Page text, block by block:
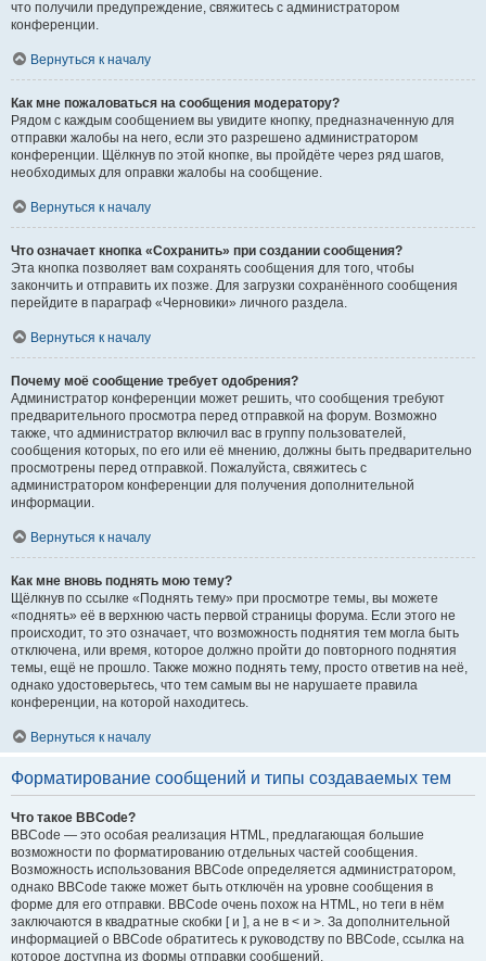
что получили предупреждение, свяжитесь с администратором
конференции.
Вернуться к началу
Как мне пожаловаться на сообщения модератору?
Рядом с каждым сообщением вы увидите кнопку, предназначенную для
отправки жалобы на него, если это разрешено администратором
конференции. Щёлкнув по этой кнопке, вы пройдёте через ряд шагов,
необходимых для оправки жалобы на сообщение.
Вернуться к началу
Что означает кнопка «Сохранить» при создании сообщения?
Эта кнопка позволяет вам сохранять сообщения для того, чтобы
закончить и отправить их позже. Для загрузки сохранённого сообщения
перейдите в параграф «Черновики» личного раздела.
Вернуться к началу
Почему моё сообщение требует одобрения?
Администратор конференции может решить, что сообщения требуют
предварительного просмотра перед отправкой на форум. Возможно
также, что администратор включил вас в группу пользователей,
сообщения которых, по его или её мнению, должны быть предварительно
просмотрены перед отправкой. Пожалуйста, свяжитесь с
администратором конференции для получения дополнительной
информации.
Вернуться к началу
Как мне вновь поднять мою тему?
Щёлкнув по ссылке «Поднять тему» при просмотре темы, вы можете
«поднять» её в верхнюю часть первой страницы форума. Если этого не
происходит, то это означает, что возможность поднятия тем могла быть
отключена, или время, которое должно пройти до повторного поднятия
темы, ещё не прошло. Также можно поднять тему, просто ответив на неё,
однако удостоверьтесь, что тем самым вы не нарушаете правила
конференции, на которой находитесь.
Вернуться к началу
Форматирование сообщений и типы создаваемых тем
Что такое BBCode?
BBCode — это особая реализация HTML, предлагающая большие
возможности по форматированию отдельных частей сообщения.
Возможность использования BBCode определяется администратором,
однако BBCode также может быть отключён на уровне сообщения в
форме для его отправки. BBCode очень похож на HTML, но теги в нём
заключаются в квадратные скобки [ и ], а не в < и >. За дополнительной
информацией о BBCode обратитесь к руководству по BBCode, ссылка на
которое доступна из формы отправки сообщений.